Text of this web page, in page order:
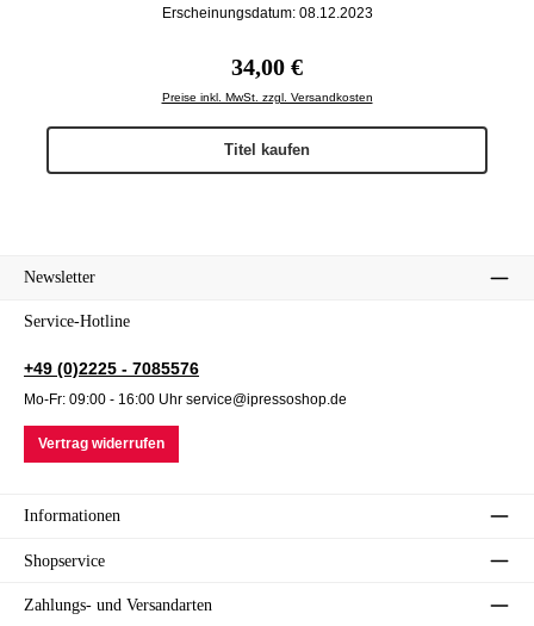
Erscheinungsdatum: 08.12.2023
Regulärer Preis:
34,00 €
Preise inkl. MwSt. zzgl. Versandkosten
Titel kaufen
Newsletter
Service-Hotline
+49 (0)2225 - 7085576
Mo-Fr: 09:00 - 16:00 Uhr service@ipressoshop.de
Vertrag widerrufen
Informationen
Shopservice
Zahlungs- und Versandarten